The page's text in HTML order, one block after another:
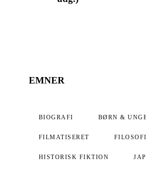
EMNER
BIOGRAFI BØRN &
FILMATISERET FILOSOFI
HISTORISK FIKTION